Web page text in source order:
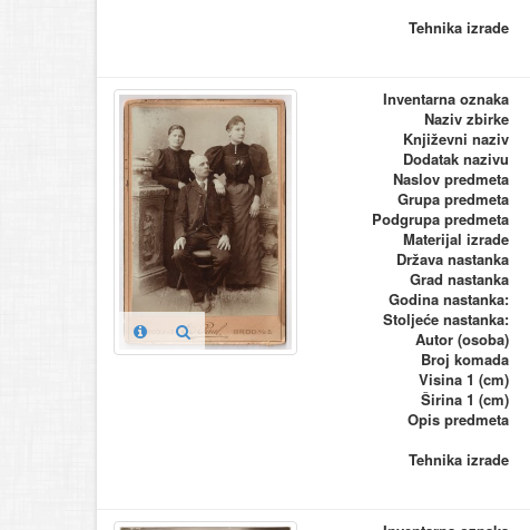
Tehnika izrade
Inventarna oznaka
Naziv zbirke
Književni naziv
Dodatak nazivu
Naslov predmeta
Grupa predmeta
Podgrupa predmeta
Materijal izrade
Država nastanka
Grad nastanka
Godina nastanka:
Stoljeće nastanka:
Autor (osoba)
Broj komada
Visina 1 (cm)
Širina 1 (cm)
Opis predmeta
Tehnika izrade